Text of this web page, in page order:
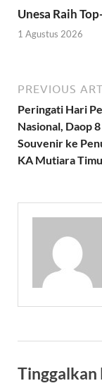
Unesa Raih
1 Agustus 2026
PREVIOUS
Peringati Hari
Nasional, Daop
Souvenir ke
KA Mutiara
Tinggalkan